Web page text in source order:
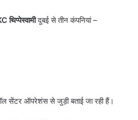
थिप्पेस्वामीदुबई से तीन कंपनियां –
सेंटर ऑपरेशंस से जुड़ी बताई जा रही हैं।